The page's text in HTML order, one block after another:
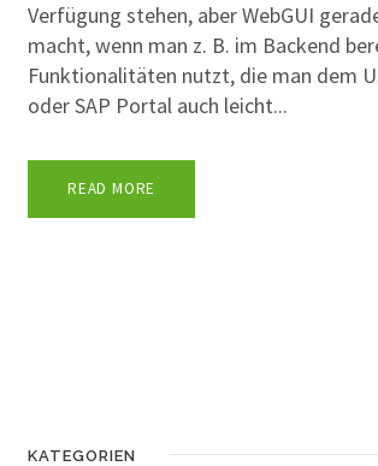
Verfügung stehen, aber WebGUI
macht, wenn man z. B. im Backend
Funktionalitäten nutzt, die man dem
oder SAP Portal auch leicht...
READ MORE
KATEGORIEN